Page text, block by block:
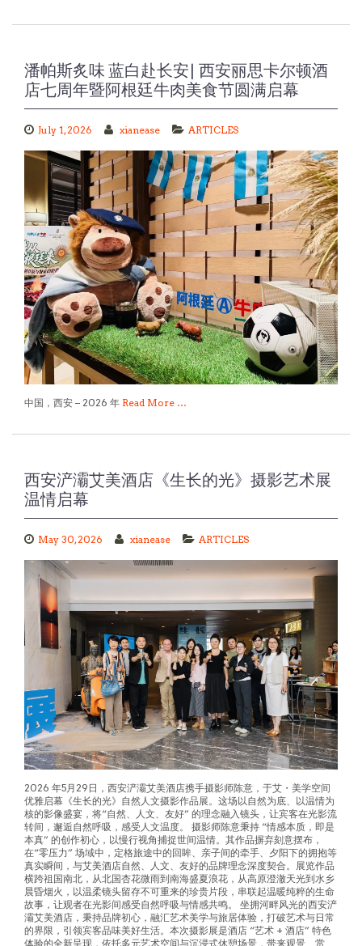
潘帕斯炙味 蓝白赴长安| 西安丽思卡尔顿酒
店七周年暨阿根廷牛肉美食节圆满启幕
温情启幕
优雅启幕《生长的光》自然人文摄影作品展。这场以自然为底、以温情为
核的影像盛宴，将“自然、人文、友好” 的理念融入镜头，让宾客在光影流
转间，邂逅自然呼吸，感受人文温度。 摄影师陈意秉持 “情感本质，即是
本真” 的创作初心，以慢行视角捕捉世间温情。其作品摒弃刻意摆布，
在“零压力” 场域中，定格旅途中的回眸、亲子间的牵手、夕阳下的拥抱等
真实瞬间，与艾美酒店自然、人文、友好的品牌理念深度契合。展览作品
横跨祖国南北，从北国杏花微雨到南海盛夏浪花，从高原澄澈天光到水乡
晨昏烟火，以温柔镜头留存不可重来的珍贵片段，串联起温暖纯粹的生命
故事，让观者在光影间感受自然呼吸与情感共鸣。 坐拥河畔风光的西安浐
灞艾美酒店，秉持品牌初心，融汇艺术美学与旅居体验，打破艺术与日常
的界限，引领宾客品味美好生活。本次摄影展是酒店 “艺术 + 酒店” 特色
体验的全新呈现，依托多元艺术空间与沉浸式休憩场景，带来观景、赏
艺、静心疗愈的多元享受。 未来酒店将持续以艺术为纽带，依托浐灞地域